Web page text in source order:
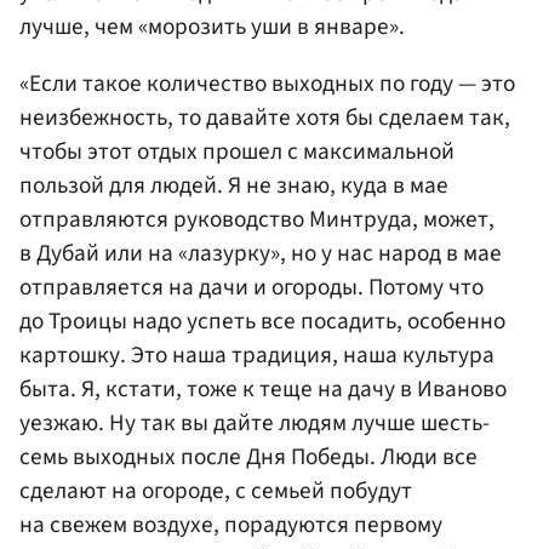
лучше, чем «морозить уши в январе».
«Если такое количество выходных по году — это
неизбежность, то давайте хотя бы сделаем так,
чтобы этот отдых прошел с максимальной
пользой для людей. Я не знаю, куда в мае
отправляются руководство Минтруда, может,
в Дубай или на «лазурку», но у нас народ в мае
отправляется на дачи и огороды. Потому что
до Троицы надо успеть все посадить, особенно
картошку. Это наша традиция, наша культура
быта. Я, кстати, тоже к теще на дачу в Иваново
уезжаю. Ну так вы дайте людям лучше шесть-
семь выходных после Дня Победы. Люди все
сделают на огороде, с семьей побудут
на свежем воздухе, порадуются первому